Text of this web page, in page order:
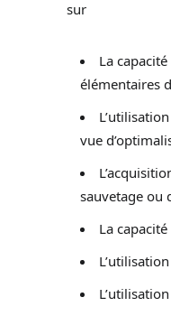
sur
La
élémentaires
vue
sauvetage ou
La capacité